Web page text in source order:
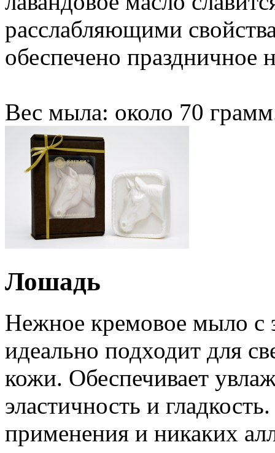
расслабляющими
обеспечено праздничное
Вес мыла: около 70
Лошадь
Нежное кремовое мыло с
идеально подходит для
кожи. Обеспечивает
эластичность и
применения и никаких